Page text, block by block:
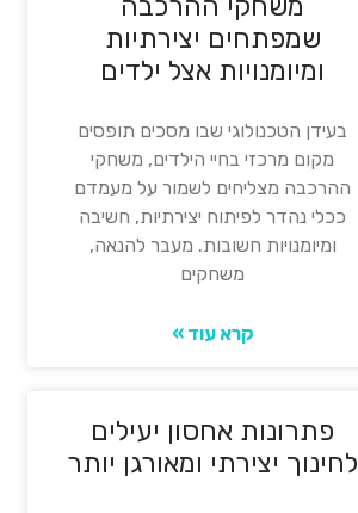
שמפתחים יצירתיות
ומיומנויות אצל ילדים
בעידן הטכנולוגי שבו מסכים תופסים
מקום מרכזי בחיי הילדים, משחקי
ההרכבה מצליחים לשמור על מעמדם
ככלי נהדר לפיתוח יצירתיות, חשיבה
ומיומנויות חשובות. מעבר להנאה,
משחקים
קרא עוד »
פתרונות אחסון יעילים
לחינוך יצירתי ומאורגן יותר